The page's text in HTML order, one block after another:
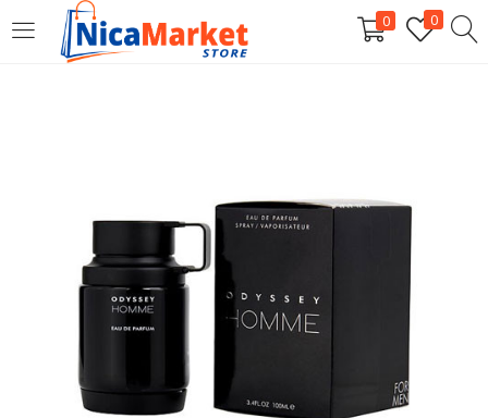
0 0
INICIAR SESIÓN
Por favor, introduce una respuesta en dígitos:
once + ocho =